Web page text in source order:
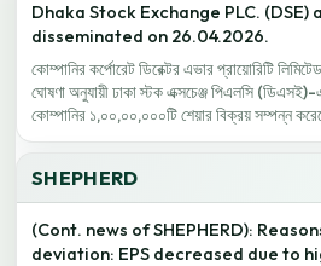
Dhaka Stock Exchange PLC.
disseminated on 26.04.2026.
কোম্পানির কর্পোরেট ডিরেক্টর এভার প্রায়োরিটি
ঘোষণা অনুযায়ী ঢাকা স্টক এক্সচেঞ্জ পিএলসি
কোম্পানির ১,০০,০০,০০০টি শেয়ার বিক্রয় সম্পন্ন
SHEPHERD
(Cont. news of SHEPHERD):
deviation: EPS decreased due to